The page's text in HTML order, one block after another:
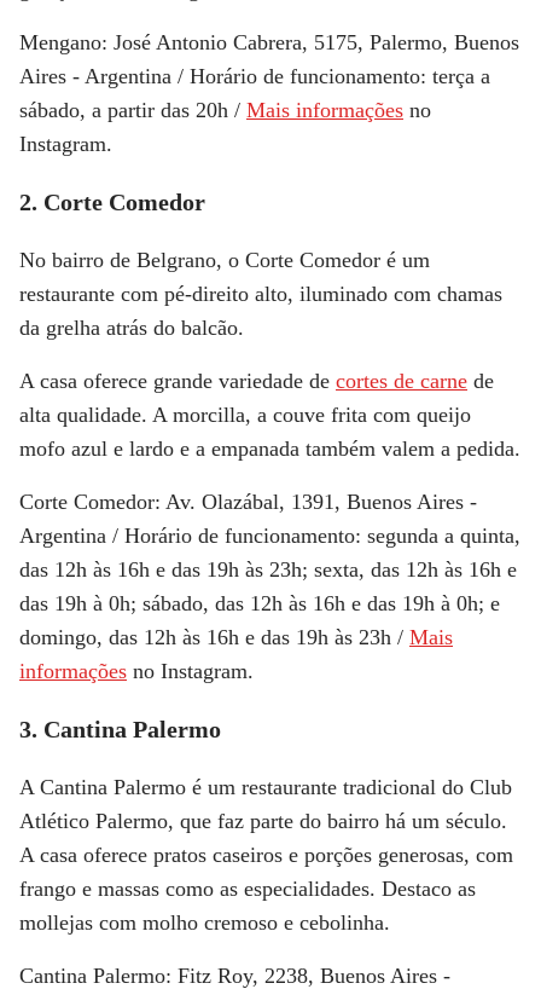
Mengano: José Antonio Cabrera, 5175, Palermo, Buenos
Aires - Argentina / Horário de funcionamento: terça a
sábado, a partir das 20h / Mais informações no
Instagram.
2. Corte Comedor
No bairro de Belgrano, o Corte Comedor é um
restaurante com pé-direito alto, iluminado com chamas
da grelha atrás do balcão.
A casa oferece grande variedade de cortes de carne de
alta qualidade. A morcilla, a couve frita com queijo
mofo azul e lardo e a empanada também valem a pedida.
Corte Comedor: Av. Olazábal, 1391, Buenos Aires -
Argentina / Horário de funcionamento: segunda a quinta,
das 12h às 16h e das 19h às 23h; sexta, das 12h às 16h e
das 19h à 0h; sábado, das 12h às 16h e das 19h à 0h; e
domingo, das 12h às 16h e das 19h às 23h / Mais
informações no Instagram.
3. Cantina Palermo
A Cantina Palermo é um restaurante tradicional do Club
Atlético Palermo, que faz parte do bairro há um século.
A casa oferece pratos caseiros e porções generosas, com
frango e massas como as especialidades. Destaco as
mollejas com molho cremoso e cebolinha.
Cantina Palermo: Fitz Roy, 2238, Buenos Aires -